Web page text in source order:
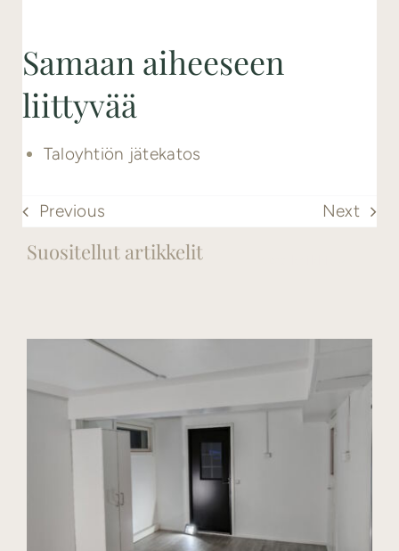
Samaan aiheeseen
liittyvää
Taloyhtiön jätekatos
Previous Next
Suositellut artikkelit